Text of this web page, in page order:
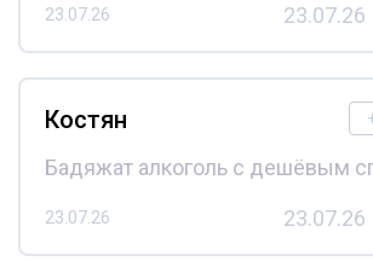
23.07.26 23.07.26
Костян
Бадяжат алкоголь с дешёвым
23.07.26 23.07.26